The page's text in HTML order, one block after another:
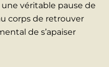
véritable pause de
corps de retrouver
de s’apaiser